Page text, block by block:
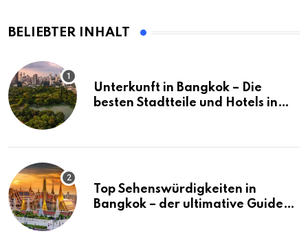
BELIEBTER INHALT
Unterkunft in Bangkok – Die
besten Stadtteile und Hotels in
Top Sehenswürdigkeiten in
Bangkok – der ultimative Guide